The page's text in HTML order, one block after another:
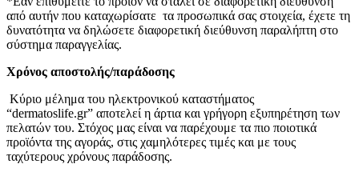
από αυτήν που καταχωρίσατε τα προσωπικά σας στοιχεία, έχετε τη
δυνατότητα να δηλώσετε διαφορετική διεύθυνση παραλήπτη στο
σύστημα παραγγελίας.
Χρόνος αποστολής/παράδοσης
Κύριο μέλημα του ηλεκτρονικού καταστήματος
“dermatoslife.gr” αποτελεί η άρτια και γρήγορη εξυπηρέτηση των
πελατών του. Στόχος μας είναι να παρέχουμε τα πιο ποιοτικά
προϊόντα της αγοράς, στις χαμηλότερες τιμές και με τους
ταχύτερους χρόνους παράδοσης.